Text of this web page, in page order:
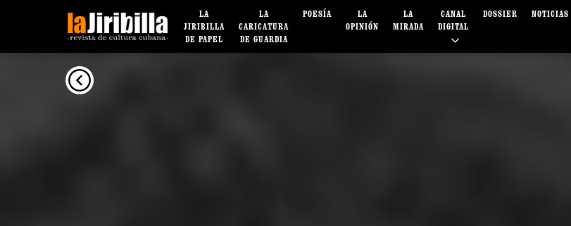
LA
JIRIBILLA
DE PAPEL
LA
CARICATURA
DE GUARDIA
POESÍA
LA
OPINIÓN
LA
MIRADA
CANAL
DIGITAL
DOSSIER NOTICIAS